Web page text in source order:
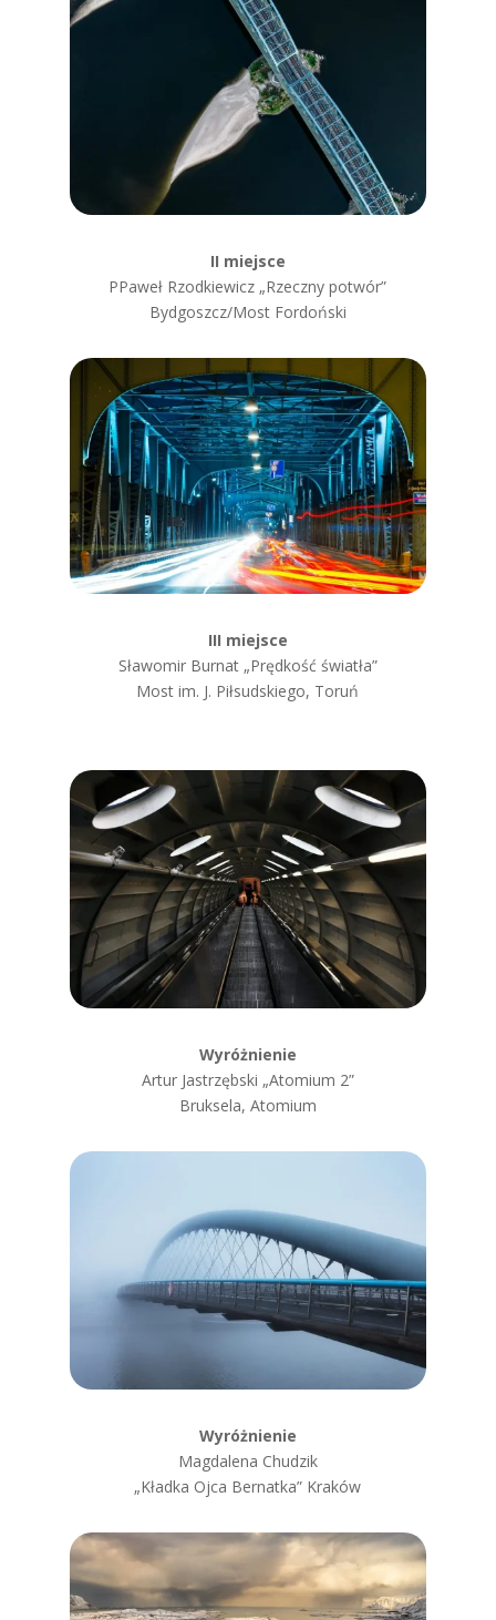
II miejsce
PPaweł Rzodkiewicz „Rzeczny potwór”
Bydgoszcz/Most Fordoński
III miejsce
Sławomir Burnat „Prędkość światła”
Most im. J. Piłsudskiego, Toruń
Wyróżnienie
Artur Jastrzębski „Atomium 2”
Bruksela, Atomium
Wyróżnienie
Magdalena Chudzik
„Kładka Ojca Bernatka” Kraków